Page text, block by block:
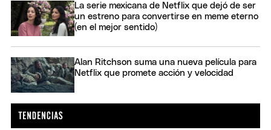
La serie mexicana de Netflix que dejó de ser
un estreno para convertirse en meme eterno
(en el mejor sentido)
Alan Ritchson suma una nueva película para
Netflix que promete acción y velocidad